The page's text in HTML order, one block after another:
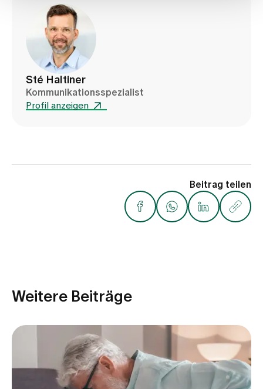
Sté Haltiner
Kommunikationsspezialist
Profil anzeigen
Beitrag teilen
Weitere Beiträge